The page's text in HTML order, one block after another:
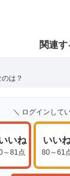
関連
は？
＼ ログインして
いね
～81点
いい
80～61